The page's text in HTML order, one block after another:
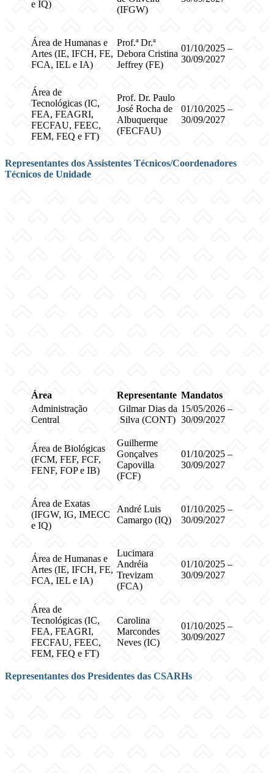
e IQ)
(IFGW)
Área de Humanas e
Artes (IE, IFCH, FE,
FCA, IEL e IA)
Prof.ª Dr.ª
Debora Cristina
Jeffrey (FE)
01/10/2025 –
30/09/2027
Área de
Tecnológicas (IC,
FEA, FEAGRI,
FECFAU, FEEC,
FEM, FEQ e FT)
Prof. Dr. Paulo
José Rocha de
Albuquerque
(FECFAU)
01/10/2025 –
30/09/2027
Representantes dos Assistentes Técnicos/Coordenadores
Técnicos de Unidade
Área Representante Mandatos
Administração
Central
Gilmar Dias da
Silva (CONT)
15/05/2026 –
30/09/2027
Área de Biológicas
(FCM, FEF, FCF,
FENF, FOP e IB)
Guilherme
Gonçalves
Capovilla
(FCF)
01/10/2025 –
30/09/2027
Área de Exatas
(IFGW, IG, IMECC
e IQ)
André Luis
Camargo (IQ)
01/10/2025 –
30/09/2027
Área de Humanas e
Artes (IE, IFCH, FE,
FCA, IEL e IA)
Lucimara
Andréia
Trevizam
(FCA)
01/10/2025 –
30/09/2027
Área de
Tecnológicas (IC,
FEA, FEAGRI,
FECFAU, FEEC,
FEM, FEQ e FT)
Carolina
Marcondes
Neves (IC)
01/10/2025 –
30/09/2027
Representantes dos Presidentes das CSARHs